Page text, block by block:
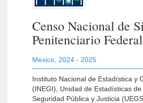
Censo Nacional de
Penitenciario
Mexico 2024 - 2025
Instituto Nacional de Estadística y
(INEGI), Unidad de Estadísticas de
Seguridad Pública y Justicia